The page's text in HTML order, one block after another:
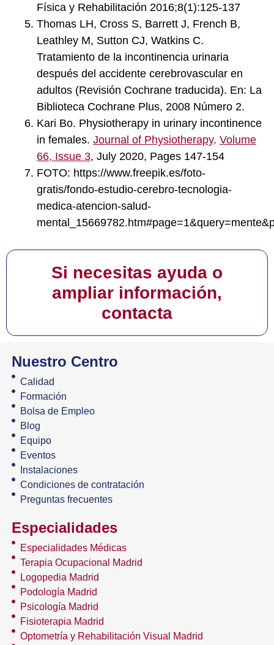
Física y Rehabilitación 2016;8(1):125-137
Thomas LH, Cross S, Barrett J, French B,
Leathley M, Sutton CJ, Watkins C.
Tratamiento de la incontinencia urinaria
después del accidente cerebrovascular en
adultos (Revisión Cochrane traducida). En: La
Biblioteca Cochrane Plus, 2008 Número 2.
Kari Bo. Physiotherapy in urinary incontinence
in females. Journal of Physiotherapy. Volume
66, Issue 3, July 2020, Pages 147-154
FOTO: https://www.freepik.es/foto-
gratis/fondo-estudio-cerebro-tecnologia-
medica-atencion-salud-
Si necesitas ayuda o
ampliar información,
contacta
Nuestro Centro
Calidad
Formación
Bolsa de Empleo
Blog
Equipo
Eventos
Instalaciones
Condiciones de contratación
Preguntas frecuentes
Especialidades
Especialidades Médicas
Terapia Ocupacional Madrid
Logopedia Madrid
Podología Madrid
Psicología Madrid
Fisioterapia Madrid
Optometría y Rehabilitación Visual Madrid